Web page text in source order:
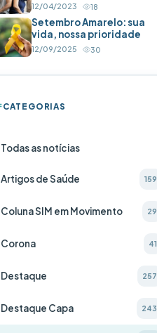
12/04/2023 18
Setembro Amarelo: sua
vida, nossa prioridade
12/09/2025 30
CATEGORIAS
Todas as notícias
Artigos de Saúde 159
Coluna SIM em Movimento 29
Corona 41
Destaque 257
Destaque Capa 243